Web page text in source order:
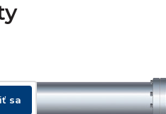
sa